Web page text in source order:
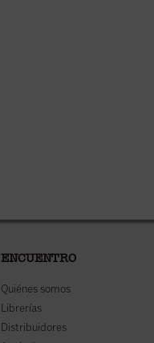
ENCUENTRO
Quiénes somos
Librerías
Distribuidores